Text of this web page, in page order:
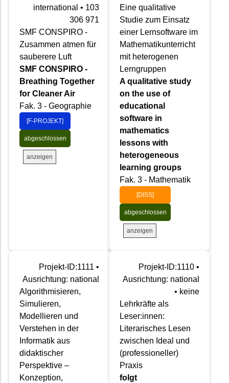
international • 103
306 971
SMF CONSPIRO -
Zusammen atmen für
sauberere Luft
SMF CONSPIRO -
Breathing Together
for Cleaner Air
Fak. 3 - Geographie
[F-PROJEKT]
abgeschlossen
anzeigen
Eine qualitative
Studie zum Einsatz
einer Lernsoftware im
Mathematikunterricht
mit heterogenen
Lerngruppen
A qualitative study
on the use of
educational
software in
mathematics
lessons with
heterogeneous
learning groups
Fak. 3 - Mathematik
[DISS]
abgeschlossen
anzeigen
Projekt-ID:1111 •
Ausrichtung: national
Algorithmisieren,
Simulieren,
Modellieren und
Verstehen in der
Informatik aus
didaktischer
Perspektive –
Konzeption,
Projekt-ID:1110 •
Ausrichtung: national
• keine
Lehrkräfte als
Leser:innen:
Literarisches Lesen
zwischen Ideal und
(professioneller)
Praxis
folgt